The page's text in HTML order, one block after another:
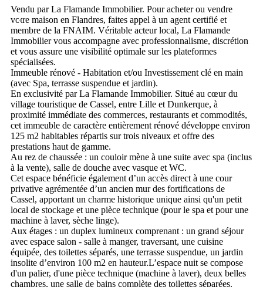
Vendu par La Flamande Immobilier. Pour acheter ou vendre
votre maison en Flandres, faites appel à un agent certifié et
membre de la FNAIM. Véritable acteur local, La Flamande
Immobilier vous accompagne avec professionnalisme, discrétion
et vous assure une visibilité optimale sur les plateformes
spécialisées.
Immeuble rénové - Habitation et/ou Investissement clé en main
(avec Spa, terrasse suspendue et jardin).
En exclusivité par La Flamande Immobilier. Situé au cœur du
village touristique de Cassel, entre Lille et Dunkerque, à
proximité immédiate des commerces, restaurants et commodités,
cet immeuble de caractère entièrement rénové développe environ
125 m2 habitables répartis sur trois niveaux et offre des
prestations haut de gamme.
Au rez de chaussée : un couloir mène à une suite avec spa (inclus
à la vente), salle de douche avec vasque et WC.
Cet espace bénéficie également d’un accès direct à une cour
privative agrémentée d’un ancien mur des fortifications de
Cassel, apportant un charme historique unique ainsi qu'un petit
local de stockage et une pièce technique (pour le spa et pour une
machine à laver, sèche linge).
Aux étages : un duplex lumineux comprenant : un grand séjour
avec espace salon - salle à manger, traversant, une cuisine
équipée, des toilettes séparés, une terrasse suspendue, un jardin
insolite d’environ 100 m2 en hauteur.L’espace nuit se compose
d'un palier, d'une pièce technique (machine à laver), deux belles
chambres, une salle de bains complète des toilettes séparées.